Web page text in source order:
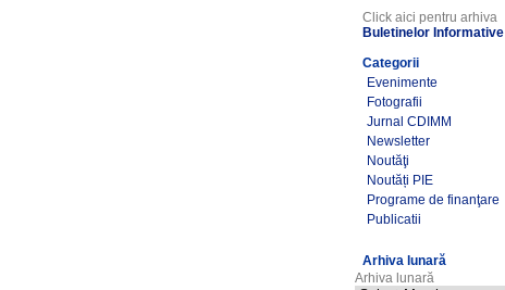
Click aici pentru arhiva
Buletinelor Informative
Categorii
Evenimente
Fotografii
Jurnal CDIMM
Newsletter
Noutăţi
Noutăți PIE
Programe de finanţare
Publicatii
Arhiva lunară
Arhiva lunară